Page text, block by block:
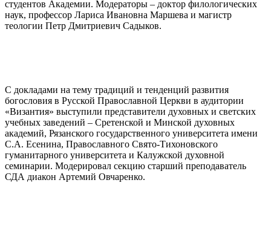
студентов Академии. Модераторы – доктор филологических
наук, профессор Лариса Ивановна Маршева и магистр
теологии Петр Дмитриевич Садыков.
С докладами на тему традиций и тенденций развития
богословия в Русской Православной Церкви в аудитории
«Византия» выступили представители духовных и светских
учебных заведений – Сретенской и Минской духовных
академий, Рязанского государственного университета имени
С.А. Есенина, Православного Свято-Тихоновского
гуманитарного университета и Калужской духовной
семинарии. Модерировал секцию старший преподаватель
СДА диакон Артемий Овчаренко.